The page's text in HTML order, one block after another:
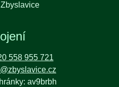
558 955 721
av9brbh